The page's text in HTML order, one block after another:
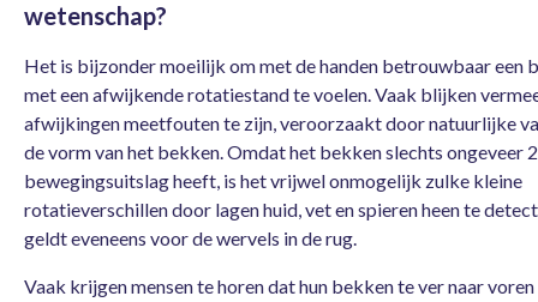
wetenschap?
Het is bijzonder moeilijk om met de handen betrouwbaar een
met een afwijkende rotatiestand te voelen. Vaak blijken
afwijkingen meetfouten te zijn, veroorzaakt door natuurlijke
de vorm van het bekken. Omdat het bekken slechts ongeveer
bewegingsuitslag heeft, is het vrijwel onmogelijk zulke kleine
rotatieverschillen door lagen huid, vet en spieren heen te
geldt eveneens voor de wervels in de rug.
Vaak krijgen mensen te horen dat hun bekken te ver naar